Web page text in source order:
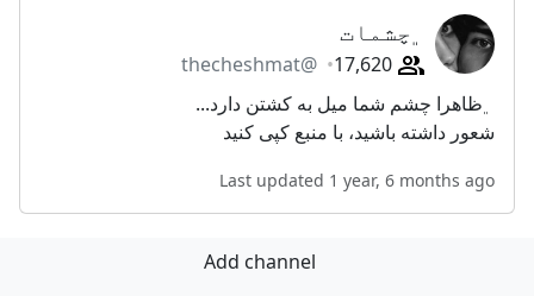
﮼چشمات
@thecheshmat
﮼ظاهرا چشم شما میل به کشتن دارد...
شعور داشته باشید، با منبع کپی کنید
Last updated 1 year, 6 months ago
Add channel